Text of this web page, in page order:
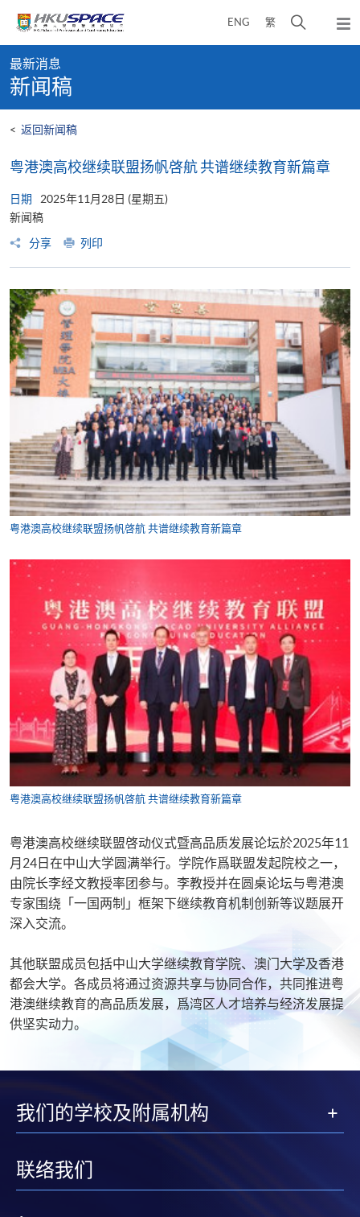
content
ENG 繁
开
弹
出
content
start
最新消息
新闻稿
< 返回新闻稿
粤港澳高校继续联盟扬帆啓航 共谱继续教育新篇章
日期
2025年11月28日 (星期五)
新闻稿
分享
列印
粤港澳高校继续联盟扬帆啓航 共谱继续教育新篇章
粤港澳高校继续联盟扬帆啓航 共谱继续教育新篇章
粤港澳高校继续联盟啓动仪式暨高品质发展论坛於2025年11
月24日在中山大学圆满举行。学院作爲联盟发起院校之一，
由院长李经文教授率团参与。李教授并在圆桌论坛与粤港澳
专家围绕「一国两制」框架下继续教育机制创新等议题展开
深入交流。
其他联盟成员包括中山大学继续教育学院、澳门大学及香港
都会大学。各成员将通过资源共享与协同合作，共同推进粤
港澳继续教育的高品质发展，爲湾区人才培养与经济发展提
供坚实动力。
我们的学校及附属机构
联络我们